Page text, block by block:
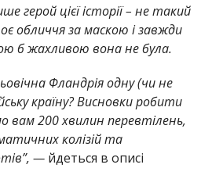
герой цієї історії – не такий
обличчя за маскою і завжди
б жахливою вона не була.
Фландрія одну (чи не
країну? Висновки робити
вам 200 хвилин перевтілень,
колізій та
—йдеться в описі